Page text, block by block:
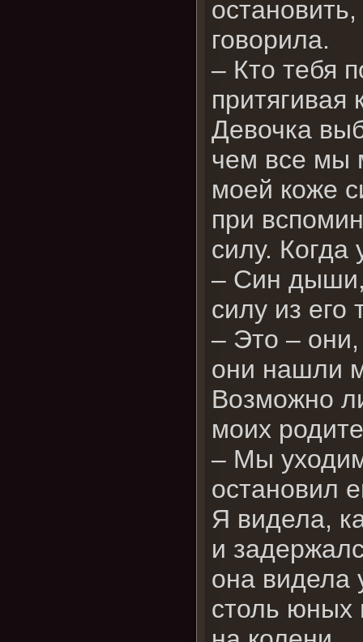
говорила.
– Кто тебя
Девочка
чем все мы
моей коже
при
силу.
– Син дыши,
силу из его
– Это – они,
они нашли
Возможно
моих
– Мы
остановил
Я видела,
и
она видела
столь юных